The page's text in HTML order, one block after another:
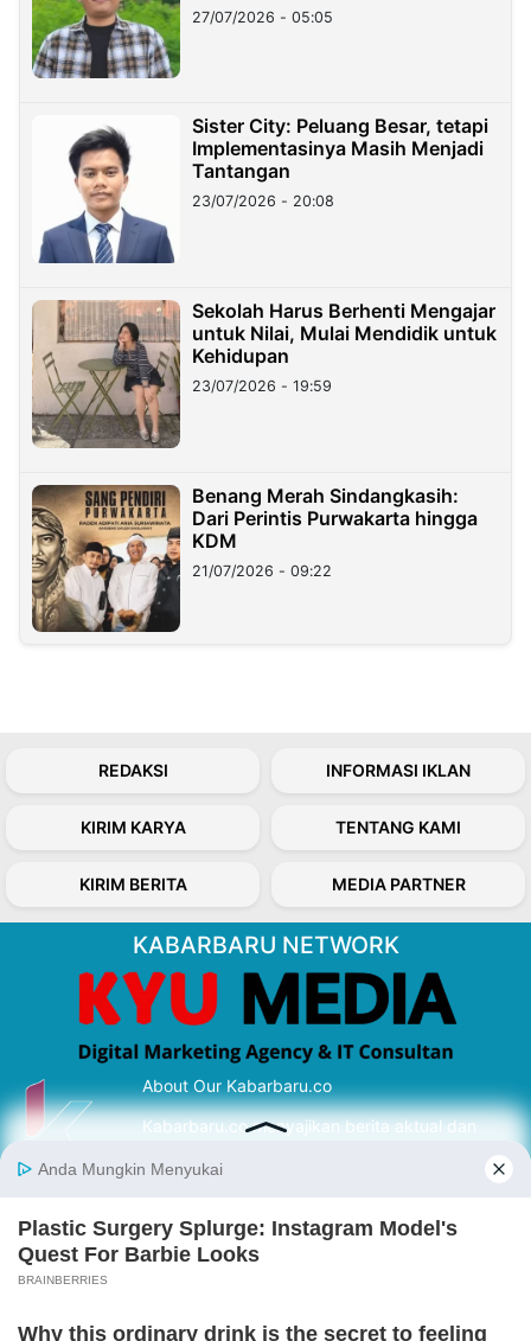
27/07/2026 - 05:05
Sister City: Peluang Besar, tetapi
Implementasinya Masih Menjadi
Tantangan
23/07/2026 - 20:08
Sekolah Harus Berhenti Mengajar
untuk Nilai, Mulai Mendidik untuk
Kehidupan
23/07/2026 - 19:59
Benang Merah Sindangkasih:
Dari Perintis Purwakarta hingga
KDM
21/07/2026 - 09:22
REDAKSI INFORMASI IKLAN
KIRIM KARYA TENTANG KAMI
KIRIM BERITA MEDIA PARTNER
KABARBARU NETWORK
About Our Kabarbaru.co
Kabarbaru.co menyajikan berita aktual dan
serta terverifikasi dari sumber yang tepat.
Follow Kabarbaru